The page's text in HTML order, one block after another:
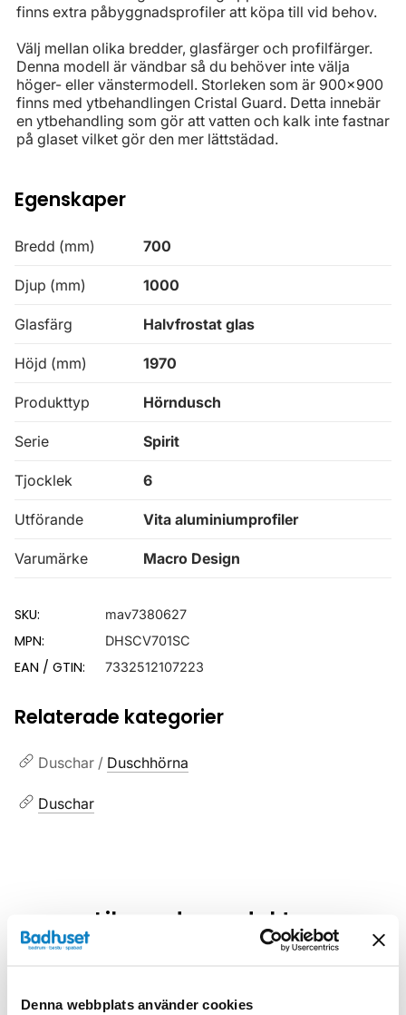
Denna webbplats använder cookies
finns extra påbyggnadsprofiler att köpa till vid behov.
Välj mellan olika bredder, glasfärger och profilfärger.
Denna modell är vändbar så du behöver inte välja
höger- eller vänstermodell. Storleken som är 900x900
finns med ytbehandlingen Cristal Guard. Detta innebär
en ytbehandling som gör att vatten och kalk inte fastnar
på glaset vilket gör den mer lättstädad.
Egenskaper
Bredd (mm) 700
Djup (mm) 1000
Glasfärg Halvfrostat glas
Höjd (mm) 1970
Produkttyp Hörndusch
Serie Spirit
Tjocklek 6
Utförande Vita aluminiumprofiler
Varumärke Macro Design
SKU: mav7380627
MPN: DHSCV701SC
EAN / GTIN: 7332512107223
Relaterade kategorier
Duschar / Duschhörna
Duschar
Liknande produkter
Kampanj Kampanj